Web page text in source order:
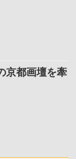
京都画壇を牽